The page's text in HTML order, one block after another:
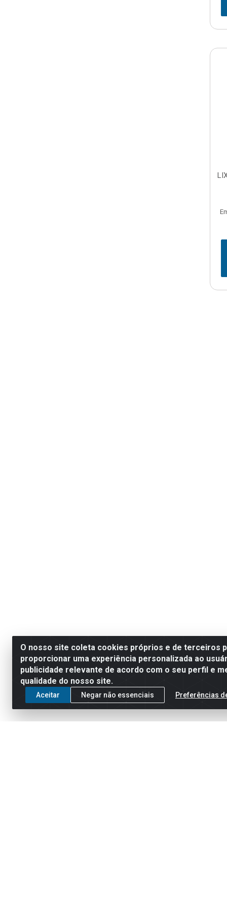
O nosso site coleta cookies próprios e de terceiros
proporcionar uma experiência personalizada ao
publicidade relevante de acordo com o seu perfil e
qualidade do nosso site.
Aceitar Negar não essenciais Preferências